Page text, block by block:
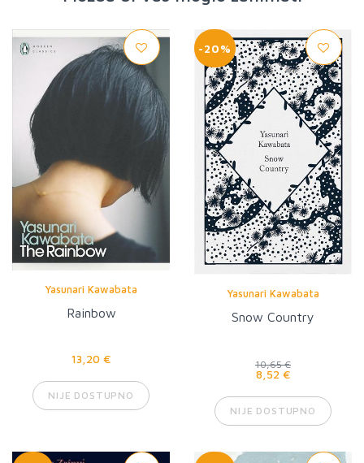
Yasunari Kawabata
Rainbow
13,20 €
NIJE DOSTUPNO
-20%
Yasunari Kawabata
Snow Country
10,65 €
8,52 €
NIJE DOSTUPNO